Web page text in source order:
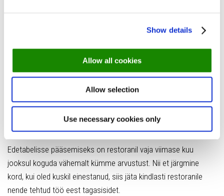
Show details
Allow all cookies
Allow selection
Use necessary cookies only
Mai edetabel on koostatud 1186 inimese hinnangu põhjal. Peale
igat DinnerBookingu broneerimissüsteemi kaudu tehtud
reserveeringut saab kasutaja võimaluse hinnata restorani, selle
teenindust, atmosfääri ning toidu hinna ja kvaliteedi suhet.
Nende andmete põhjal koostame ülevaate kõrgemalt hinnatud
restoranidest, mis põhineb reaalselt restoranis einestanud
inimeste kollektiivsel arvamusel.
Edetabelisse pääsemiseks on restoranil vaja viimase kuu
jooksul koguda vähemalt kümme arvustust. Nii et järgmine
kord, kui oled kuskil einestanud, siis jäta kindlasti restoranile
nende tehtud töö eest tagasisidet.